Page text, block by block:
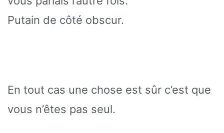
Putain de côté obscur.
En tout cas une chose est sûr c’est que
vous n’êtes pas seul.